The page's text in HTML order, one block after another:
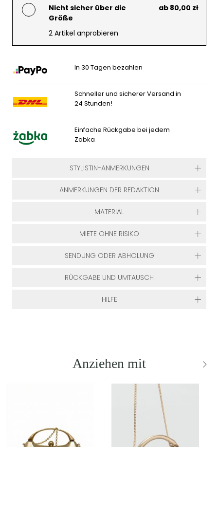
Nicht sicher über die
Größe
ab 80,00 zł
2 Artikel anprobieren
In 30 Tagen bezahlen
Schneller und sicherer Versand in
24 Stunden!
Einfache Rückgabe bei jedem
Zabka
STYLISTIN-ANMERKUNGEN
ANMERKUNGEN DER REDAKTION
MATERIAL
MIETE OHNE RISIKO
SENDUNG ODER ABHOLUNG
RÜCKGABE UND UMTAUSCH
HILFE
Anziehen mit